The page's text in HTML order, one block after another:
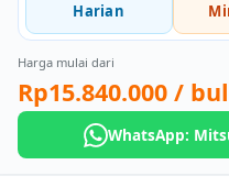
Harian
Harga mulai dari
Rp15.840.000 /
WhatsApp: